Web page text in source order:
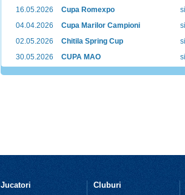
16.05.2026 Cupa Romexpo
04.04.2026
Cupa Marilor Campioni
02.05.2026
Chitila Spring Cup
30.05.2026
CUPA MAO
Jucatori Cluburi